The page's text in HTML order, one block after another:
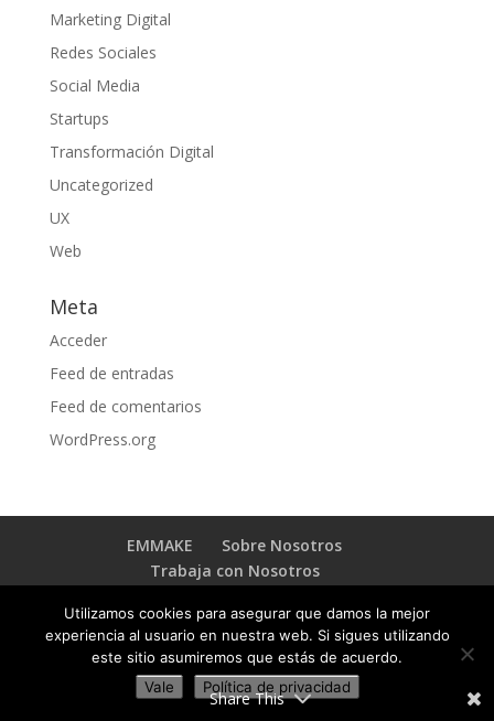
Marketing Digital
Redes Sociales
Social Media
Startups
Transformación Digital
Uncategorized
UX
Web
Meta
Acceder
Feed de entradas
Feed de comentarios
WordPress.org
EMMAKE
Sobre Nosotros
Trabaja con Nosotros
Copyright © 2023 EMMAKE - ByEmmake INC
Share This
Utilizamos cookies para asegurar que damos la mejor
experiencia al usuario en nuestra web. Si sigues utilizando
este sitio asumiremos que estás de acuerdo.
Vale
Política de privacidad